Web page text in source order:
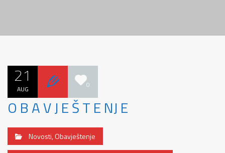
21
AUG 0
O B A V J E Š T E NJ E
Novosti,Obavještenje